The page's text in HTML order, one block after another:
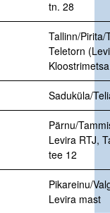
tn. 28
Tallinn/Pirita/
Teletorn
Saduküla/
Pärnu/
Levira RTJ,
tee 12
Pikareinu/
Levira mast